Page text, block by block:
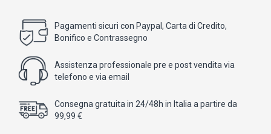
Pagamenti sicuri con Paypal, Carta di Credito,
Bonifico e Contrassegno
Assistenza professionale pre e post vendita via
telefono e via email
Consegna gratuita in 24/48h in Italia a partire da
99,99 €